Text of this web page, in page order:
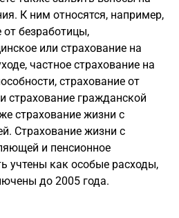
К ним относятся, например,
от безработицы,
или страхование на
частное страхование на
страхование от
страхование гражданской
страхование жизни с
Страхование жизни с
и пенсионное
учтены как особые расходы,
до 2005 года.